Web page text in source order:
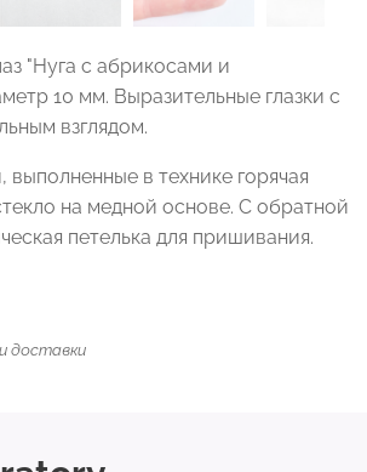
"Нуга с абрикосами и
10 мм. Выразительные глазки с
взглядом.
выполненные в технике горячая
на медной основе. С обратной
петелька для пришивания.
доставки